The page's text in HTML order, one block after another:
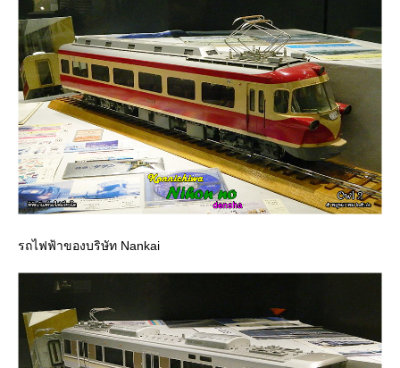
รถไฟฟ้าของบริษัท Nankai